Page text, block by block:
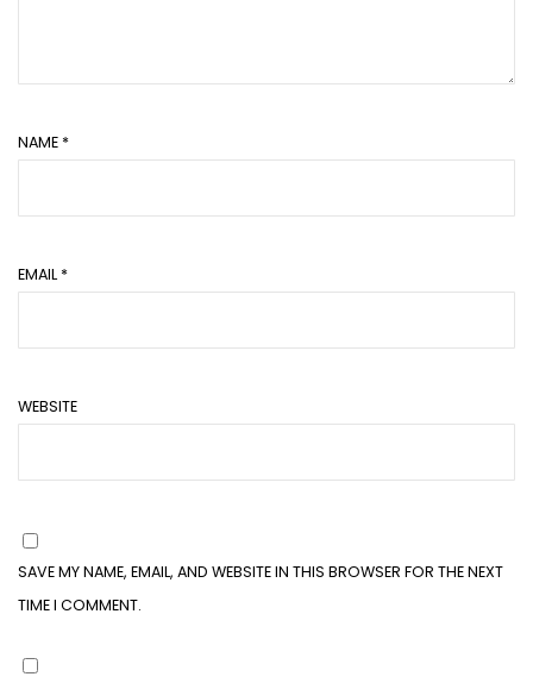
NAME *
EMAIL *
WEBSITE
SAVE MY NAME, EMAIL, AND WEBSITE IN THIS BROWSER FOR THE NEXT
TIME I COMMENT.